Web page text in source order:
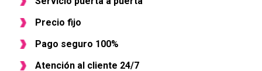
Precio fijo
Pago seguro 100%
Atención al cliente 24/7